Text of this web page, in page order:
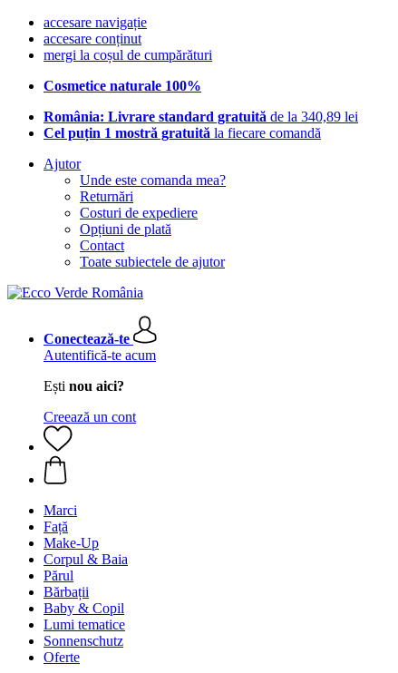
accesare navigație
accesare conținut
mergi la coșul de cumpărături
Cosmetice naturale 100%
România: Livrare standard gratuită de la 340,89 lei
Cel puțin 1 mostră gratuită la fiecare comandă
Ajutor
Unde este comanda mea?
Returnări
Costuri de expediere
Opțiuni de plată
Contact
Toate subiectele de ajutor
Conectează-te
Autentifică-te acum
Ești nou aici?
Creează un cont
Marci
Față
Make-Up
Corpul & Baia
Părul
Bărbații
Baby & Copil
Lumi tematice
Sonnenschutz
Oferte